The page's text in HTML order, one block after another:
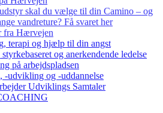
skal du vælge til din Camino – og
vandreture? Få svaret her
fra Hærvejen
terapi og hjælp til din angst
og anerkendende ledelse
på arbejdspladsen
-udvikling og -uddannelse
Udviklings Samtaler